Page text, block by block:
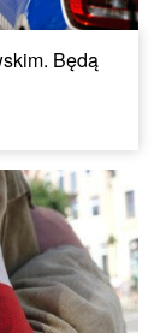
Będą